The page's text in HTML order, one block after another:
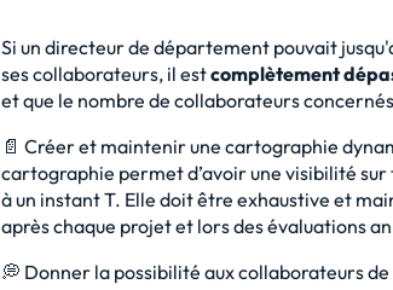
Si un directeur de département pouvait
ses collaborateurs, il estcomplètement
et que le nombre de collaborateurs
📄 Créer et maintenir une cartographie
cartographie permet d’avoir une visibilité
à un instant T. Elle doit être exhaustive et
après chaque projet et lors des évaluations
💭 Donner la possibilité aux collaborateurs